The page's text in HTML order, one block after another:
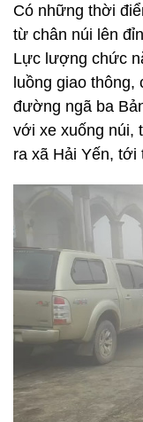
Có những thời
từ chân núi lên
Lực lượng chức
luồng giao thông,
đường ngã ba
với xe xuống núi,
ra xã Hải Yến, tới